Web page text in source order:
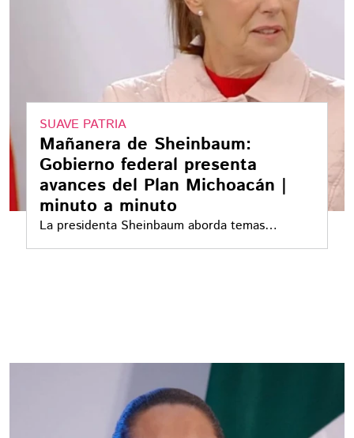
SUAVE PATRIA
Mañanera de Sheinbaum:
Gobierno federal presenta
avances del Plan Michoacán |
minuto a minuto
La presidenta Sheinbaum aborda temas
coyunturales y de la agenda nacional, junto con